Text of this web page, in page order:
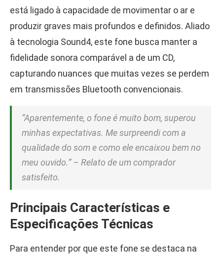
está ligado à capacidade de movimentar o ar e
produzir graves mais profundos e definidos. Aliado
à tecnologia Sound4, este fone busca manter a
fidelidade sonora comparável a de um CD,
capturando nuances que muitas vezes se perdem
em transmissões Bluetooth convencionais.
“Aparentemente, o fone é muito bom, superou
minhas expectativas. Me surpreendi com a
qualidade do som e como ele encaixou bem no
meu ouvido.” – Relato de um comprador
satisfeito.
Principais Características e
Especificações Técnicas
Para entender por que este fone se destaca na